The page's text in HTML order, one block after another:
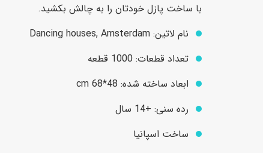
هلیکوپتر و هواپیما
عروسک پولیشی
عروسک مینیاتوری
با ساخت پازل خودتان را به چالش بکشید.
نام لاتین: Dancing houses, Amsterdam
تعداد قطعات: 1000 قطعه
ابعاد ساخته شده: 48*cm 68
رده سنی: +14 سال
ساخت اسپانیا